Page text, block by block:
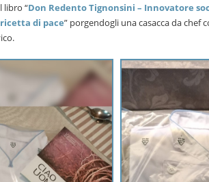
libro “Don Redento Tignonsini – Innovatore
ricetta di pace” porgendogli una casacca da